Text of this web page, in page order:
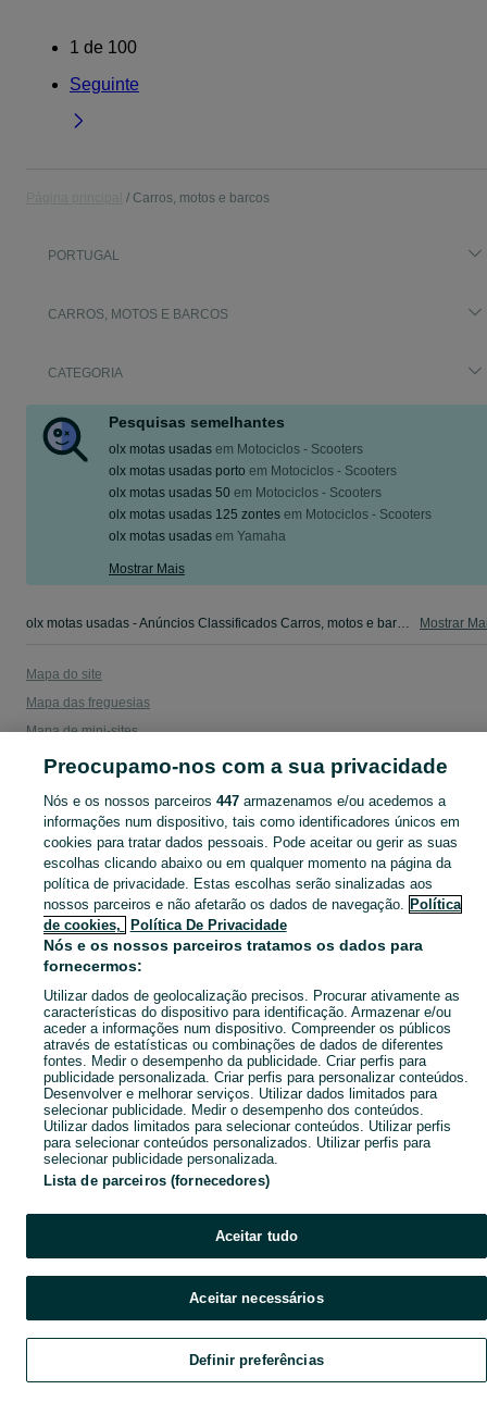
1 de 100
Seguinte
Carros, motos e barcos
PORTUGAL
CARROS, MOTOS E BARCOS
CATEGORIA
Pesquisas semelhantes
olx motas usadas em Motociclos - Scooters
olx motas usadas porto em Motociclos - Scooters
olx motas usadas 50 em Motociclos - Scooters
olx motas usadas 125 zontes em Motociclos - Scooters
olx motas usadas em Yamaha
Mostrar Mais
olx motas usadas - Anúncios Classificados Carros, motos e barcos - camiões, salvados,autocaravanas, scooters e outros. Veja os anúncios ou publique o seu anúncio grátis no OLX Portugal. Mostrar
Mapa do site
Mapa das freguesias
Mapa de mini-sites
Pesquisas populares
Explorar Favoritos Vender Chat Conta
Preocupamo-nos com a sua privacidade
Nós e os nossos parceiros 447armazenamos e/ou acedemos a
informações num dispositivo, tais como identificadores únicos em
cookies para tratar dados pessoais. Pode aceitar ou gerir as suas
escolhas clicando abaixo ou em qualquer momento na página da
política de privacidade. Estas escolhas serão sinalizadas aos
nossos parceiros e não afetarão os dados de navegação. Política
de cookies,
Política De Privacidade
Nós e os nossos parceiros tratamos os dados para
fornecermos:
Utilizar dados de geolocalização precisos. Procurar ativamente as
características do dispositivo para identificação. Armazenar e/ou
aceder a informações num dispositivo. Compreender os públicos
através de estatísticas ou combinações de dados de diferentes
fontes. Medir o desempenho da publicidade. Criar perfis para
publicidade personalizada. Criar perfis para personalizar conteúdos.
Desenvolver e melhorar serviços. Utilizar dados limitados para
selecionar publicidade. Medir o desempenho dos conteúdos.
Utilizar dados limitados para selecionar conteúdos. Utilizar perfis
para selecionar conteúdos personalizados. Utilizar perfis para
selecionar publicidade personalizada.
Lista de parceiros (fornecedores)
Aceitar tudo
Aceitar necessários
Definir preferências